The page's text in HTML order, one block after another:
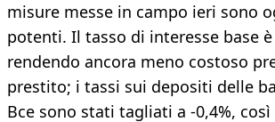
misure messe in campo ieri sono
potenti. Il tasso di interesse base
rendendo ancora meno costoso
prestito; i tassi sui depositi delle
Bce sono stati tagliati a -0,4%,